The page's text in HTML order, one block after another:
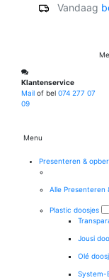
Vandaag
Klantenservice
Mail of bel 074 277 07
09
Menu
Presenteren &
Alle Presenteren
Plastic doosjes
Jousi
Olé
System-